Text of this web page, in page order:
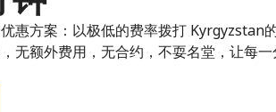
惠方案：以极低的费率拨打 Kyrgyzstan
无额外费用，无合约，不耍名堂，让每